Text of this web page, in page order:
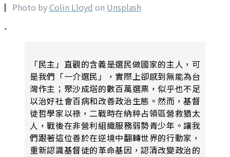
▎Photo byColin Lloyd on Unsplash
-
「民主」直觀的含義是選民做國家的主人，可
是我們「一介選民」，實際上卻感到無能為台
灣作主；聚沙成塔的數百萬選票，似乎也不足
以治好社會百病和改善政治生態。然而，基督
徒哲學家以祿，二戰時在納粹占領區營救猶太
人，戰後在非營利組織服務弱勢青少年。讓我
們跟著這位善於在逆境中翻轉世界的行動家，
重新認識基督徒的革命基因，認清改變政治的